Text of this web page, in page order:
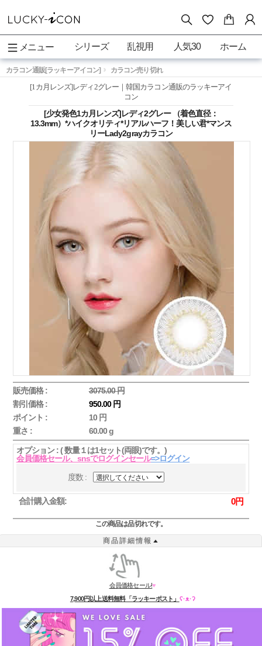
メニュー シリーズ 乱視用 人気30 ホーム
カラコン通販[ラッキーアイコン] カラコン売り切れ
[1カ月レンズ]レディ2グレー｜韓国カラコン通販のラッキーアイ
コン
[少女発色1カ月レンズ]レディ2グレー （着色直径：
13.3mm）*ハイクオリティ*リアルハーフ！美しい君*マンス
リーLady2grayカラコン
販売価格 :
3075.00 円
割引価格 :
950.00 円
ポイント :
10 円
重さ :
60.00 g
オプション : ( 数量１は1セット(両眼)です。)
会員価格セール、snsでログインセール=>ログイン
度数 :
合計購入金額: 0円
この商品は品切れです。
商品詳細情報
会員価格セール!♥
7,900円以上送料無料「ラッキーポスト」 ʕ·ᴥ·ʔ